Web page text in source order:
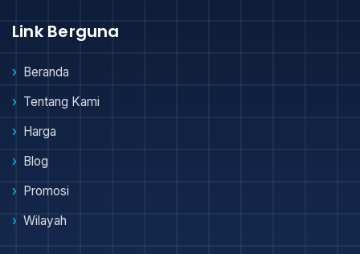
Link Berguna
Beranda
Tentang Kami
Harga
Blog
Promosi
Wilayah